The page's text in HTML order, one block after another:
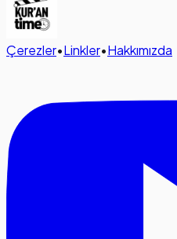
Çerezler•Linkler•Hakkımızda